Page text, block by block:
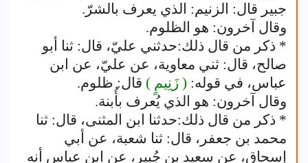
جبير قال: الزنيم: الذي يعرف بالشرّ.
وقال آخرون: هو الظلوم.
* ذكر من قال ذلك:حدثني عليّ، قال: ثنا أبو
صالح، قال: ثني معاوية، عن عليّ، عن ابن
عباس، في قوله: ( زَنِيمٍ ) قال: ظلوم.
وقال آخرون: هو الذي يُعرف بأُبنة.
* ذكر من قال ذلك:حدثنا ابن المثنى، قال: ثنا
محمد بن جعفر، قال: ثنا شعبة، عن أبي
إسحاق، عن سعيد بن جُبير، عن ابن عباس أنه